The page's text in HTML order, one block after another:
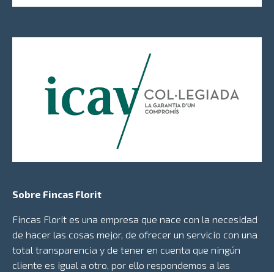
Sobre Fincas Florit
Fincas Florit es una empresa que nace con la necesidad
de hacer las cosas mejor, de ofrecer un servicio con una
total transparencia y de tener en cuenta que ningún
cliente es igual a otro, por ello respondemos a las